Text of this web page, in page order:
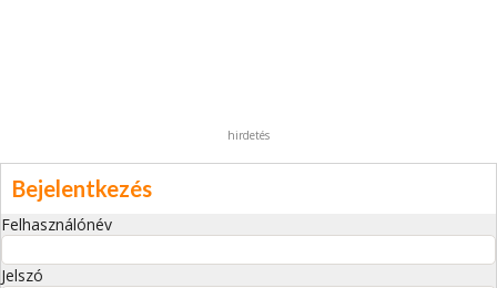
hirdetés
Bejelentkezés
Felhasználónév
Jelszó